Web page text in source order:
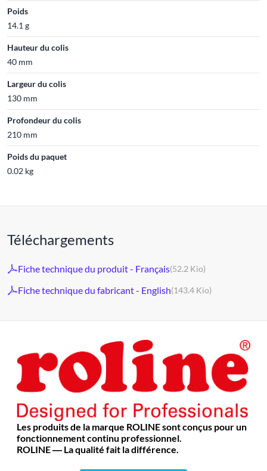
Poids
14.1 g
Hauteur du colis
40 mm
Largeur du colis
130 mm
Profondeur du colis
210 mm
Poids du paquet
0.02 kg
Téléchargements
Fiche technique du produit - Français(52.2 Kio)
Fiche technique du fabricant - English(143.4 Kio)
Les produits de la marque ROLINE sont conçus pour un
fonctionnement continu professionnel.
ROLINE ― La qualité fait la différence.